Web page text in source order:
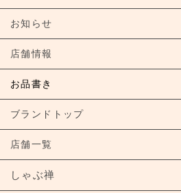
店舗情報
お知らせ
店舗情報
お品書き
ブランドトップ
店舗一覧
しゃぶ禅